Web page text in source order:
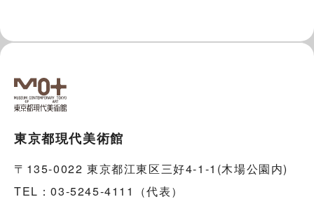
東京都現代美術館
〒135-0022 東京都江東区三好4-1-1(木場公園内)
TEL：03-5245-4111（代表）